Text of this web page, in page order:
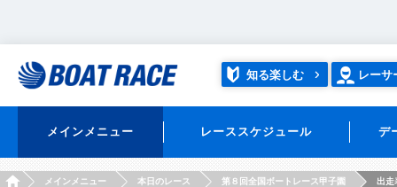
知る楽しむ レーサ
メインメニュー レーススケジュール デ
HOMEメインメニュー 本日のレース 第８回全国ボートレース甲子園 出走